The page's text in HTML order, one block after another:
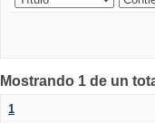
Mostrando 1 de un
1